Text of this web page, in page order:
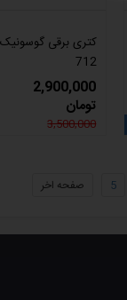
712
2,900,000
تومان
3,500,000
5 صفحه اخر